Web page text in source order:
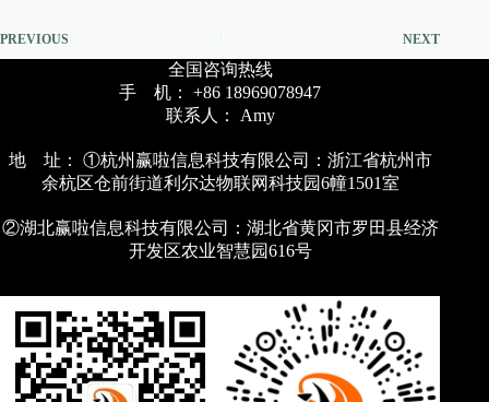
PREVIOUS NEXT
全国咨询热线
手 机： +86 18969078947
联系人： Amy
地 址： ①杭州赢啦信息科技有限公司：浙江省杭州市
余杭区仓前街道利尔达物联网科技园6幢1501室
②湖北赢啦信息科技有限公司：湖北省黄冈市罗田县经济
开发区农业智慧园616号